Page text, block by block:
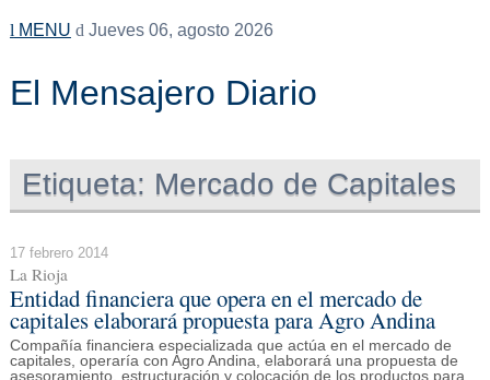
MENU Jueves 06, agosto 2026
El Mensajero Diario
Etiqueta: Mercado de Capitales
17 febrero 2014
La Rioja
Entidad financiera que opera en el mercado de
capitales elaborará propuesta para Agro Andina
Compañía financiera especializada que actúa en el mercado de
capitales, operaría con Agro Andina, elaborará una propuesta de
asesoramiento, estructuración y colocación de los productos para